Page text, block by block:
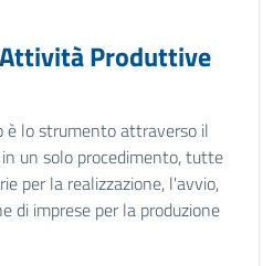
Produttive
è lo strumento attraverso il
un solo procedimento, tutte
per la realizzazione, l'avvio,
di imprese per la produzione